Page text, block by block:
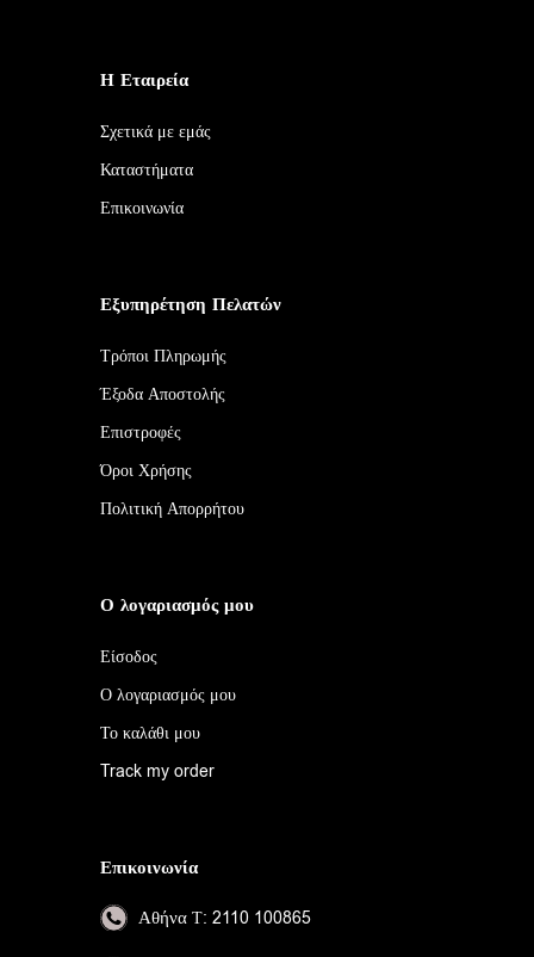
Η Εταιρεία
Σχετικά με εμάς
Καταστήματα
Επικοινωνία
Εξυπηρέτηση Πελατών
Τρόποι Πληρωμής
Έξοδα Αποστολής
Επιστροφές
Όροι Χρήσης
Πολιτική Απορρήτου
Ο λογαριασμός μου
Είσοδος
Ο λογαριασμός μου
Το καλάθι μου
Track my order
Επικοινωνία
ΑθήναΤ: 2110 100865